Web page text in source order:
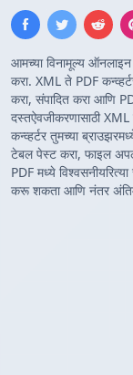
आमच्या विनामूल्य
करा. XML ते PDF
करा, संपादित करा आणि
दस्तऐवजीकरणासाठी
कन्व्हर्टर तुमच्या
टेबल पेस्ट करा, फाइल
PDF मध्ये
करू शकता आणि नंतर